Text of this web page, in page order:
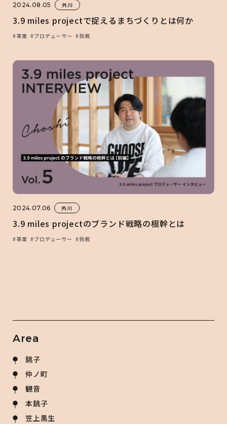
2024.08.05 外川
3.9 miles projectで捉えるまちづくりとは何か
#事業 #プロデューサー #挑戦
2024.07.06 外川
3.9 miles projectのブランド戦略の根幹とは
#事業 #プロデューサー #挑戦
Area
銚子
仲ノ町
観音
本銚子
笠上黒生